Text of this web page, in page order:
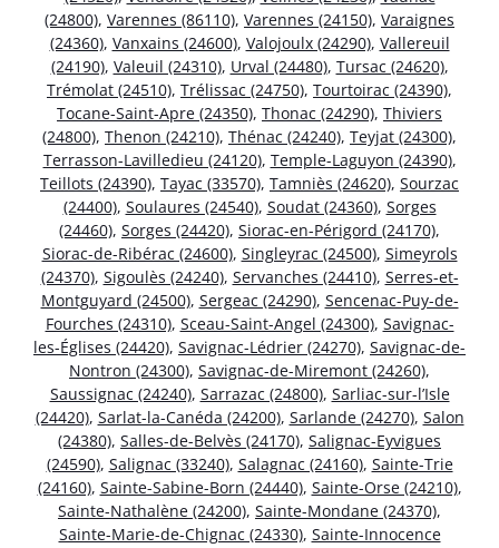
(24800), Varennes (86110), Varennes (24150), Varaignes
(24360), Vanxains (24600), Valojoulx (24290), Vallereuil
(24190), Valeuil (24310), Urval (24480), Tursac (24620),
Trémolat (24510), Trélissac (24750), Tourtoirac (24390),
Tocane-Saint-Apre (24350), Thonac (24290), Thiviers
(24800), Thenon (24210), Thénac (24240), Teyjat (24300),
Terrasson-Lavilledieu (24120), Temple-Laguyon (24390),
Teillots (24390), Tayac (33570), Tamniès (24620), Sourzac
(24400), Soulaures (24540), Soudat (24360), Sorges
(24460), Sorges (24420), Siorac-en-Périgord (24170),
Siorac-de-Ribérac (24600), Singleyrac (24500), Simeyrols
(24370), Sigoulès (24240), Servanches (24410), Serres-et-
Montguyard (24500), Sergeac (24290), Sencenac-Puy-de-
Fourches (24310), Sceau-Saint-Angel (24300), Savignac-
les-Églises (24420), Savignac-Lédrier (24270), Savignac-de-
Nontron (24300), Savignac-de-Miremont (24260),
Saussignac (24240), Sarrazac (24800), Sarliac-sur-l’Isle
(24420), Sarlat-la-Canéda (24200), Sarlande (24270), Salon
(24380), Salles-de-Belvès (24170), Salignac-Eyvigues
(24590), Salignac (33240), Salagnac (24160), Sainte-Trie
(24160), Sainte-Sabine-Born (24440), Sainte-Orse (24210),
Sainte-Nathalène (24200), Sainte-Mondane (24370),
Sainte-Marie-de-Chignac (24330), Sainte-Innocence